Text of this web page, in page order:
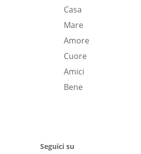
Casa
Mare
Amore
Cuore
Amici
Bene
Seguici su